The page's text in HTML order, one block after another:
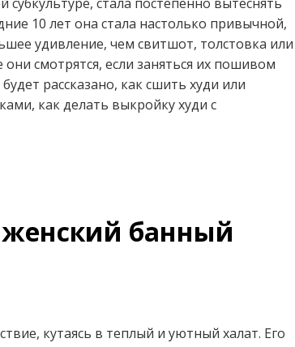
10 лет она стала настолько привычной,
удивление, чем свитшот, толстовка или
смотрятся, если заняться их пошивом
рассказано, как сшить худи или
как делать выкройку худи с
банный
кутаясь в теплый и уютный халат. Его